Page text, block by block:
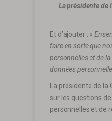
La présidente de
Et d’ajouter : «
faire en sorte que
personnelles et de la
données
La présidente de la
sur les questions
personnelles et de